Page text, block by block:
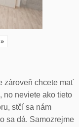
»
zároveň chcete mať
no neviete ako tieto
stčí sa nám
sa dá. Samozrejme